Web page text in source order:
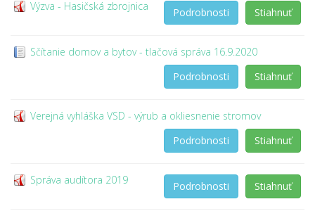
Výzva - Hasičská zbrojnica Stiahnuť
Podrobnosti
Sčítanie domov a bytov - tlačová správa 16.9.2020
Stiahnuť
Podrobnosti
Verejná vyhláška VSD - výrub a okliesnenie stromov
Stiahnuť
Podrobnosti
Správa audítora 2019 Stiahnuť
Podrobnosti